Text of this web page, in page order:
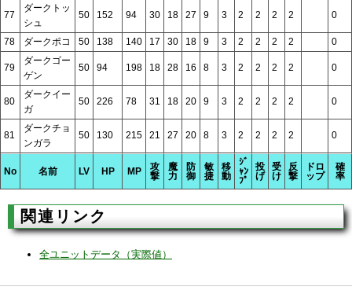
No 名前 LV HP MP
攻
撃
魔
力
防
御
敏
捷
移
動
ｼﾞ
ｬﾝ
ﾌﾟ
投
げ
受
け
反
撃
ドロ
ップ
確
率
77
ダークトッ
シュ
50 152 94 30 18 27 9 3 2 2 2 2 0
78 ダークポコ 50 138 140 17 30 18 9 3 2 2 2 2 0
79
ダークゴー
ゲン
50 94 198 18 28 16 8 3 2 2 2 2 0
80
ダークイー
ガ
50 226 78 31 18 20 9 3 2 2 2 2 0
81
ダークチョ
ンガラ
50 130 215 21 27 20 8 3 2 2 2 2 0
関連リンク
全ユニットデータ（実際値）